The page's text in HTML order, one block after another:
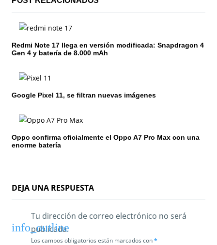
n
d
e
e
n
r
a
a
Redmi Note 17 llega en versión modificada: Snapdragon 4
Gen 4 y batería de 8.000 mAh
Google Pixel 11, se filtran nuevas imágenes
Oppo confirma oficialmente el Oppo A7 Pro Max con una
enorme batería
DEJA UNA RESPUESTA
Tu dirección de correo electrónico no será
publicada.
Los campos obligatorios están marcados con*